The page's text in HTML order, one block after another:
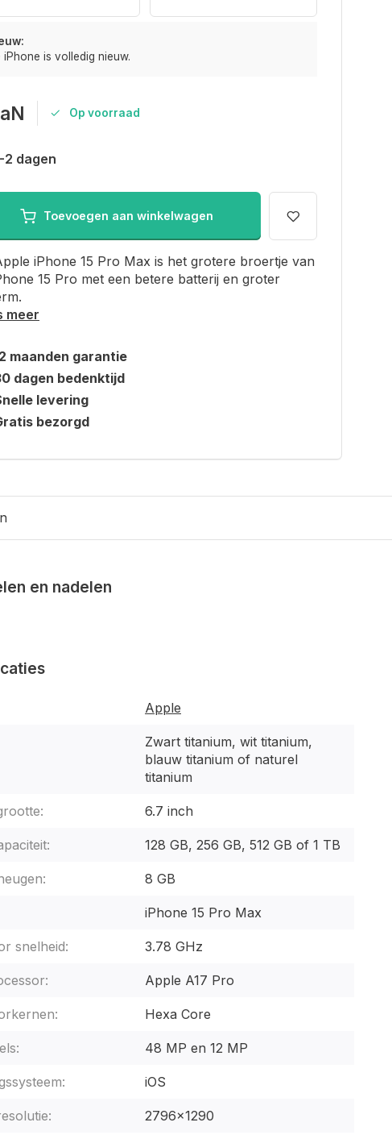
iPhone is volledig nieuw.
Op voorraad
2 dagen
Toevoegen aan winkelwagen
iPhone 15 Pro Max is het grotere broertje van
15 Pro met een betere batterij en groter
meer
maanden garantie
dagen bedenktijd
levering
bezorgd
en nadelen
Apple
Zwart titanium, wit titanium,
blauw titanium of naturel
titanium
6.7 inch
128 GB, 256 GB, 512 GB of 1 TB
8 GB
iPhone 15 Pro Max
snelheid: 3.78 GHz
Apple A17 Pro
Hexa Core
48 MP en 12 MP
iOS
2796x1290